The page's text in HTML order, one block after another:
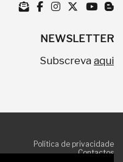
NEWSLETTER
Subscreva aqui
Política de privacidade
Contactos